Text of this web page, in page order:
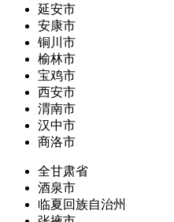
延安市
安康市
铜川市
榆林市
宝鸡市
西安市
渭南市
汉中市
商洛市
全甘肃省
酒泉市
临夏回族自治州